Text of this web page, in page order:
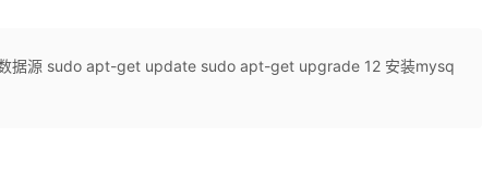
数据源 sudo apt-get update sudo apt-get upgrade 12 安装mysq